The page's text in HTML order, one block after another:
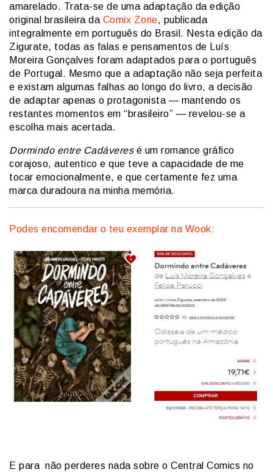
amarelado. Trata-se de uma adaptação da edição
original brasileira da Comix Zone, publicada
integralmente em português do Brasil. Nesta edição da
Zigurate, todas as falas e pensamentos de Luís
Moreira Gonçalves foram adaptados para o português
de Portugal. Mesmo que a adaptação não seja perfeita
e existam algumas falhas ao longo do livro, a decisão
de adaptar apenas o protagonista — mantendo os
restantes momentos em “brasileiro” — revelou-se a
escolha mais acertada.
Dormindo entre Cadáveres é um romance gráfico
corajoso, autentico e que teve a capacidade de me
tocar emocionalmente, e que certamente fez uma
marca duradoura na minha memória.
Podes encomendar o teu exemplar na Wook:
E para não perderes nada sobre o Central Comics no